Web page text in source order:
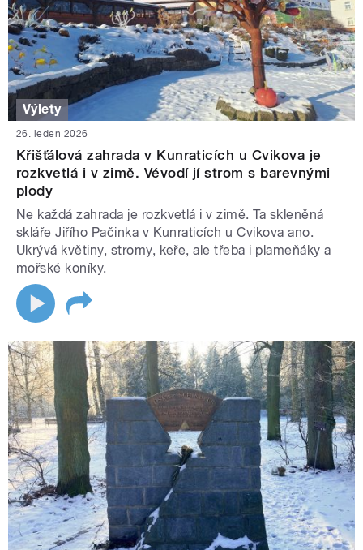
Výlety
26. leden 2026
Křišťálová zahrada v Kunraticích u Cvikova je
rozkvetlá i v zimě. Vévodí jí strom s barevnými
plody
Ne každá zahrada je rozkvetlá i v zimě. Ta skleněná
skláře Jiřího Pačinka v Kunraticích u Cvikova ano.
Ukrývá květiny, stromy, keře, ale třeba i plameňáky a
mořské koníky.